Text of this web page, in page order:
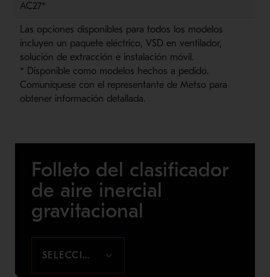
AC27*
Las opciones disponibles para todos los modelos
incluyen un paquete eléctrico, VSD en ventilador,
solución de extracción e instalación móvil.
* Disponible como modelos hechos a pedido.
Comuníquese con el representante de Metso para
obtener información detallada.
Folleto del clasificador
de aire inercial
gravitacional
SELECCIONAR ARCHIVO